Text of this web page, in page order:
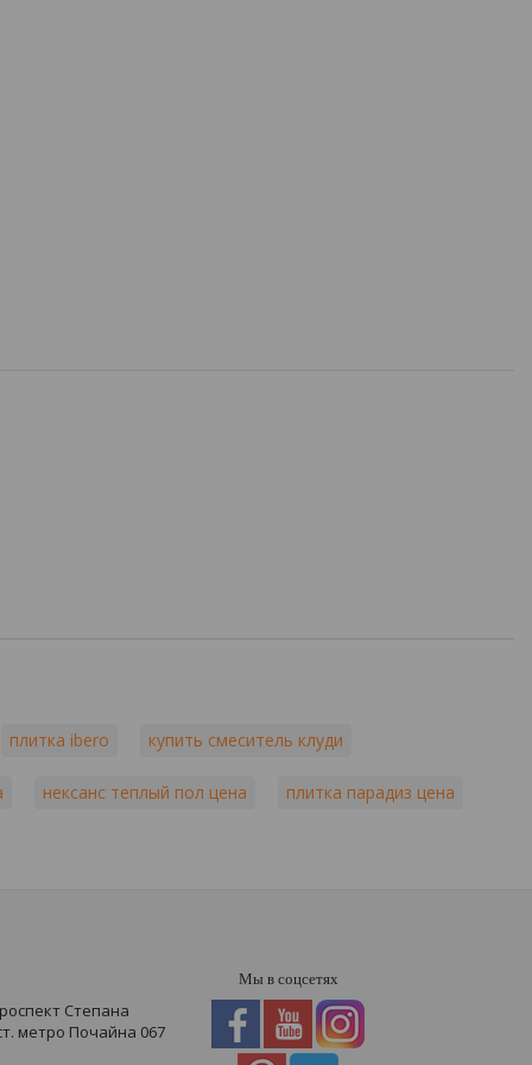
плитка ibero купить смеситель клуди
нексанс теплый пол цена плитка парадиз цена
Степана
метро Почайна 067
Мы в соцсетях